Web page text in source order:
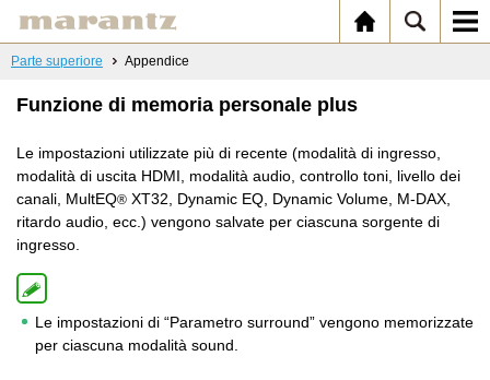
Parte superiore Appendice
Funzione di memoria personale plus
Le impostazioni utilizzate più di recente (modalità di ingresso,
modalità di uscita HDMI, modalità audio, controllo toni, livello dei
canali, MultEQ® XT32, Dynamic EQ, Dynamic Volume, M-DAX,
ritardo audio, ecc.) vengono salvate per ciascuna sorgente di
ingresso.
Le impostazioni di “Parametro surround” vengono memorizzate
per ciascuna modalità sound.